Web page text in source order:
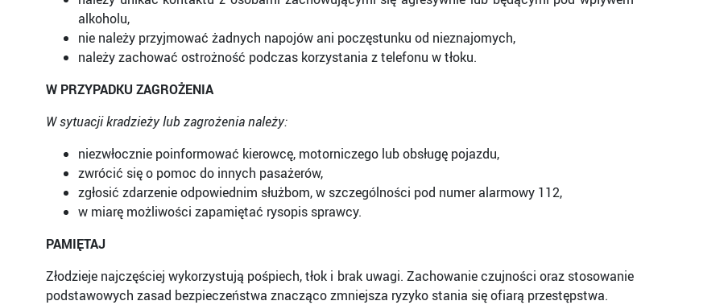
alkoholu,
nie należy przyjmować żadnych napojów ani poczęstunku od nieznajomych,
należy zachować ostrożność podczas korzystania z telefonu w tłoku.
W PRZYPADKU ZAGROŻENIA
W sytuacji kradzieży lub zagrożenia należy:
niezwłocznie poinformować kierowcę, motorniczego lub obsługę pojazdu,
zwrócić się o pomoc do innych pasażerów,
zgłosić zdarzenie odpowiednim służbom, w szczególności pod numer alarmowy 112,
w miarę możliwości zapamiętać rysopis sprawcy.
PAMIĘTAJ
Złodzieje najczęściej wykorzystują pośpiech, tłok i brak uwagi. Zachowanie czujności oraz stosowanie
podstawowych zasad bezpieczeństwa znacząco zmniejsza ryzyko stania się ofiarą przestępstwa.